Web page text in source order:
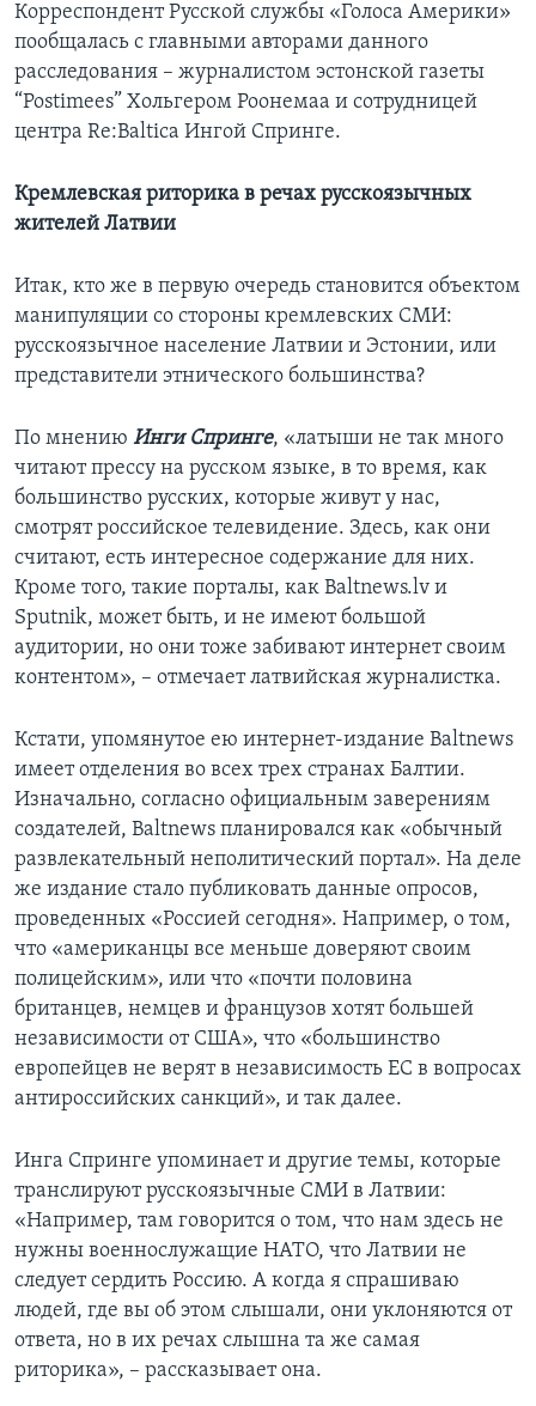
Корреспондент Русской службы «Голоса Америки»
пообщалась с главными авторами данного
расследования – журналистом эстонской газеты
“Postimees” Хольгером Роонемаа и сотрудницей
центра Re:Baltica Ингой Спринге.
Кремлевская риторика в речах русскоязычных
жителей Латвии
Итак, кто же в первую очередь становится объектом
манипуляции со стороны кремлевских СМИ:
русскоязычное население Латвии и Эстонии, или
представители этнического большинства?
По мнению Инги Спринге, «латыши не так много
читают прессу на русском языке, в то время, как
большинство русских, которые живут у нас,
смотрят российское телевидение. Здесь, как они
считают, есть интересное содержание для них.
Кроме того, такие порталы, как Baltnews.lv и
Sputnik, может быть, и не имеют большой
аудитории, но они тоже забивают интернет своим
контентом», – отмечает латвийская журналистка.
Кстати, упомянутое ею интернет-издание Baltnews
имеет отделения во всех трех странах Балтии.
Изначально, согласно официальным заверениям
создателей, Baltnews планировался как «обычный
развлекательный неполитический портал». На деле
же издание стало публиковать данные опросов,
проведенных «Россией сегодня». Например, о том,
что «американцы все меньше доверяют своим
полицейским», или что «почти половина
британцев, немцев и французов хотят большей
независимости от США», что «большинство
европейцев не верят в независимость ЕС в вопросах
антироссийских санкций», и так далее.
Инга Спринге упоминает и другие темы, которые
транслируют русскоязычные СМИ в Латвии:
«Например, там говорится о том, что нам здесь не
нужны военнослужащие НАТО, что Латвии не
следует сердить Россию. А когда я спрашиваю
людей, где вы об этом слышали, они уклоняются от
ответа, но в их речах слышна та же самая
риторика», – рассказывает она.